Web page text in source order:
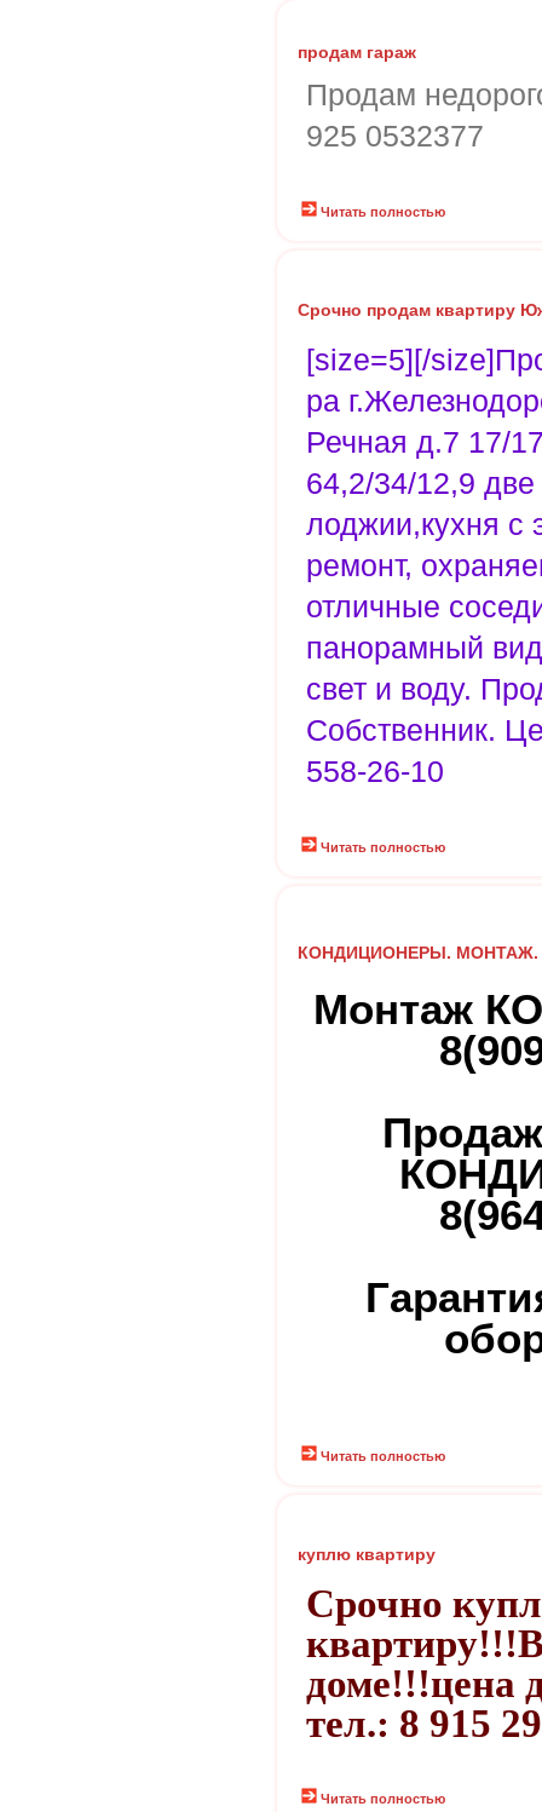
продам гараж
Продам
925 0532377
Читать полностью
Срочно продам квартиру
[size=5][/
ра
Речная д.7 17/
64,2/34/12,9
лоджии,кухня с
ремонт,
отличные
панорамный
свет и воду.
Собственник.
558-26-10
Читать полностью
КОНДИЦИОНЕРЫ.
Монтаж
Читать полностью
куплю квартиру
Срочно
доме!!!цена
тел.: 8 915
Читать полностью